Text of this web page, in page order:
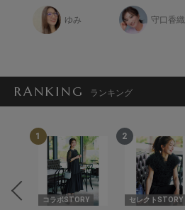
ゆみ 守口香織
RANKING ランキング
1
コラボSTORY
2
セレクトSTORY